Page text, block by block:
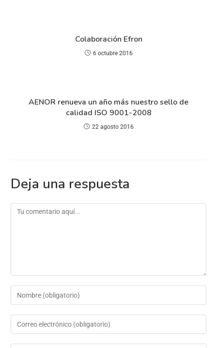
Colaboración Efron
6 octubre 2016
AENOR renueva un año más nuestro sello de
calidad ISO 9001-2008
22 agosto 2016
Deja una respuesta